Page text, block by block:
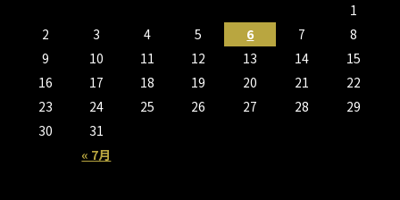
« 7月
1
2
3 4 5 6 7
8
9
10 11 12 13 14
15
16
17 18 19 20 21
22
23
24 25 26 27 28
29
30
31